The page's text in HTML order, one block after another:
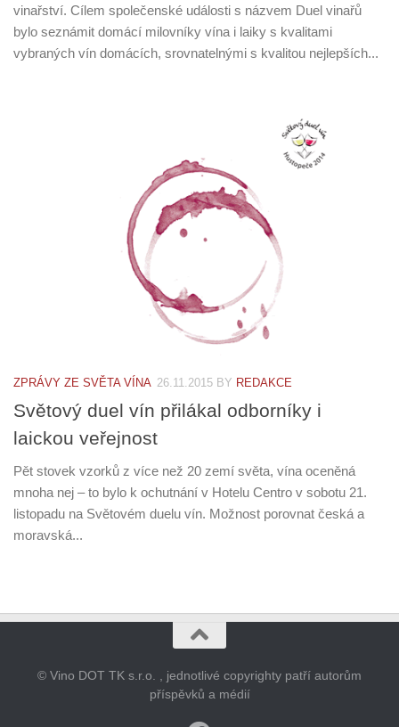
vinařství. Cílem společenské události s názvem Duel vinařů
bylo seznámit domácí milovníky vína i laiky s kvalitami
vybraných vín domácích, srovnatelnými s kvalitou nejlepších...
ZPRÁVY ZE SVĚTA VÍNA 26.11.2015 BY REDAKCE
Světový duel vín přilákal odborníky i
laickou veřejnost
Pět stovek vzorků z více než 20 zemí světa, vína oceněná
mnoha nej – to bylo k ochutnání v Hotelu Centro v sobotu 21.
listopadu na Světovém duelu vín. Možnost porovnat česká a
moravská...
© Vino DOT TK s.r.o. , jednotlivé copyrighty patří autorům
příspěvků a médií